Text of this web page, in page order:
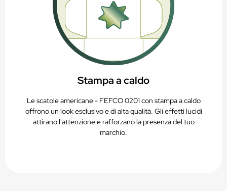
Stampa a caldo
Le scatole americane - FEFCO 0201 con stampa a caldo
offrono un look esclusivo e di alta qualità. Gli effetti lucidi
attirano l'attenzione e rafforzano la presenza del tuo
marchio.